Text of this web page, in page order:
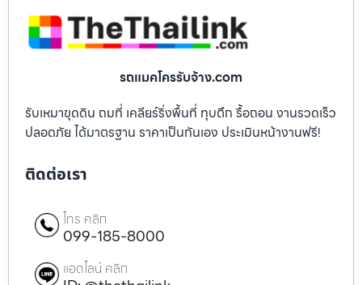
รถแมคโครรับจ้าง.com
รับเหมาขุดดิน ถมที่ เคลียร์ริ่งพื้นที่ ทุบตึก รื้อถอน งานรวดเร็ว
ปลอดภัย ได้มาตรฐาน ราคาเป็นกันเอง ประเมินหน้างานฟรี!
ติดต่อเรา
โทร คลิก
099-185-8000
แอดไลน์ คลิก